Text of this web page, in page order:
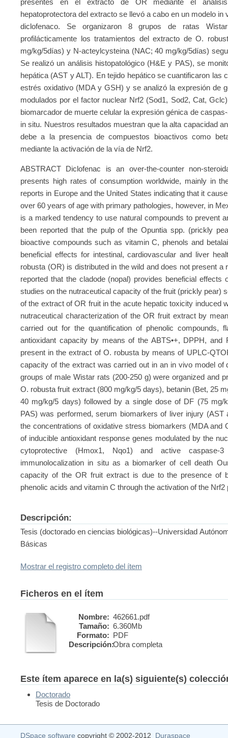
presentes en el extracto de OR mediante el análisis
hepatoprotectora del extracto se llevó a cabo en un modelo
diclofenaco. Se organizaron 8 grupos de ratas
profilácticamente los tratamientos del extracto de O.
mg/kg/5días) y N-acteylcysteina (NAC; 40 mg/kg/5días)
Se realizó un análisis histopatológico (H&E y PAS), se
hepática (AST y ALT). En tejido hepático se cuantificaron las
estrés oxidativo (MDA y GSH) y se analizó la expresión de
modulados por el factor nuclear Nrf2 (Sod1, Sod2, Cat,
biomarcador de muerte celular la expresión génica de
in situ. Nuestros resultados muestran que la alta capacidad
debe a la presencia de compuestos bioactivos como
mediante la activación de la vía de Nrf2.
ABSTRACT Diclofenac is an over-the-counter non-
presents high rates of consumption worldwide, mainly in
reports in Europe and the United States indicating that it
over 60 years of age with primary pathologies, however, in
is a marked tendency to use natural compounds to prevent
been reported that the pulp of the Opuntia spp. (prickly
bioactive compounds such as vitamin C, phenols and
beneficial effects for intestinal, cardiovascular and liver
robusta (OR) is distributed in the wild and does not present
reported that the cladode (nopal) provides beneficial
studies on the nutraceutical capacity of the fruit (prickly pear)
of the extract of OR fruit in the acute hepatic toxicity induced
nutraceutical characterization of the OR fruit extract by
carried out for the quantification of phenolic compounds,
antioxidant capacity by means of the ABTS•+, DPPH,
present in the extract of O. robusta by means of UPLC-
capacity of the extract was carried out in an in vivo model of
groups of male Wistar rats (200-250 g) were organized and
O. robusta fruit extract (800 mg/kg/5 days), betanin (Bet, 25
40 mg/kg/5 days) followed by a single dose of DF (75 mg/
PAS) was performed, serum biomarkers of liver injury (AST
the concentrations of oxidative stress biomarkers (MDA and
of inducible antioxidant response genes modulated by the
cytoprotective (Hmox1, Nqo1) and active
immunolocalization in situ as a biomarker of cell death
capacity of the OR fruit extract is due to the presence of
phenolic acids and vitamin C through the activation of the Nrf2
Descripción:
Tesis (doctorado en ciencias biológicas)--Universidad
Básicas
Mostrar el registro completo del ítem
Ficheros en el ítem
Nombre: 462661.pdf
Tamaño: 6.360Mb
Formato: PDF
Descripción:Obra completa
Este ítem aparece en la(s) siguiente(s)
Doctorado
Tesis de Doctorado
DSpace software copyright © 2002-2012 Duraspace